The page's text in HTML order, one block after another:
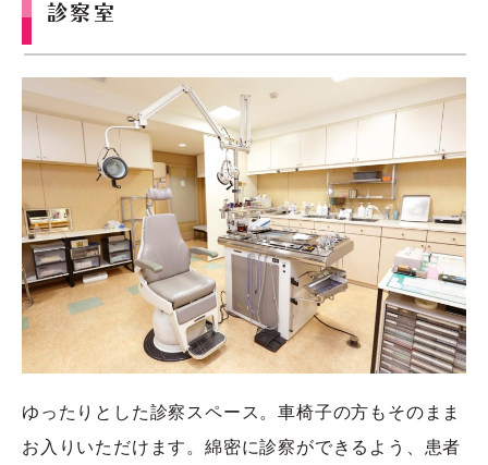
診察室
ゆったりとした診察スペース。車椅子の方もそのまま
お入りいただけます。綿密に診察ができるよう、患者